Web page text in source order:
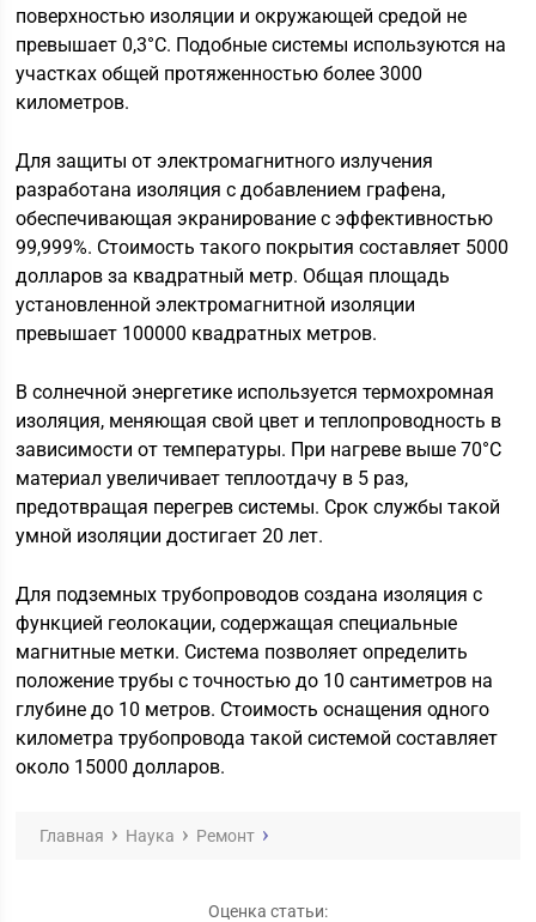
поверхностью изоляции и окружающей средой не
превышает 0,3°C. Подобные системы используются на
участках общей протяженностью более 3000
километров.
Для защиты от электромагнитного излучения
разработана изоляция с добавлением графена,
обеспечивающая экранирование с эффективностью
99,999%. Стоимость такого покрытия составляет 5000
долларов за квадратный метр. Общая площадь
установленной электромагнитной изоляции
превышает 100000 квадратных метров.
В солнечной энергетике используется термохромная
изоляция, меняющая свой цвет и теплопроводность в
зависимости от температуры. При нагреве выше 70°C
материал увеличивает теплоотдачу в 5 раз,
предотвращая перегрев системы. Срок службы такой
умной изоляции достигает 20 лет.
Для подземных трубопроводов создана изоляция с
функцией геолокации, содержащая специальные
магнитные метки. Система позволяет определить
положение трубы с точностью до 10 сантиметров на
глубине до 10 метров. Стоимость оснащения одного
километра трубопровода такой системой составляет
около 15000 долларов.
Главная Наука Ремонт
Оценка статьи: